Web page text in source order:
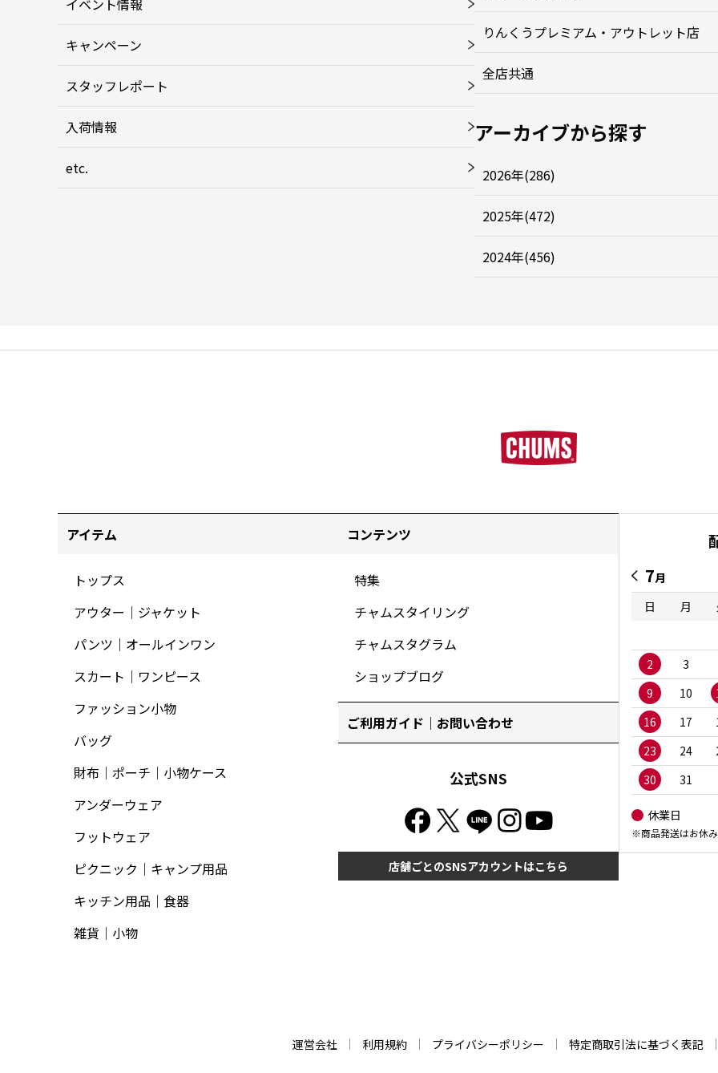
イベント情報
キャンペーン
スタッフレポート
入荷情報
etc.
りんくうプレミアム・アウトレット店
全店共通
アーカイブから探す
2026年(286)
2025年(472)
2024年(456)
アイテム
トップス
アウター｜ジャケット
パンツ｜オールインワン
スカート｜ワンピース
ファッション小物
バッグ
財布｜ポーチ｜小物ケース
アンダーウェア
フットウェア
ピクニック｜キャンプ用品
キッチン用品｜食器
雑貨｜小物
コンテンツ
特集
チャムスタイリング
チャムスタグラム
ショップブログ
ご利用ガイド｜お問い合わせ
公式SNS
店舗ごとのSNSアカウントはこちら
7月
日
月
2
3
9
10
16
17
23
24
30
31
休業日
※商品発送はお休
運営会社 利用規約 プライバシーポリシー 特定商取引法に基づく表記